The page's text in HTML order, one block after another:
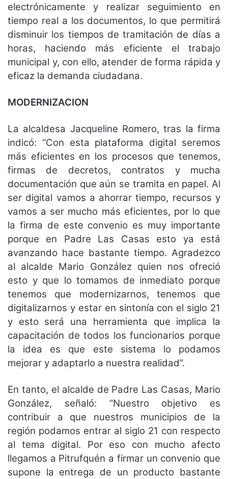
electrónicamente y realizar seguimiento en
tiempo real a los documentos, lo que permitirá
disminuir los tiempos de tramitación de días a
horas, haciendo más eficiente el trabajo
municipal y, con ello, atender de forma rápida y
eficaz la demanda ciudadana.
MODERNIZACION
La alcaldesa Jacqueline Romero, tras la firma
indicó: “Con esta plataforma digital seremos
más eficientes en los procesos que tenemos,
firmas de decretos, contratos y mucha
documentación que aún se tramita en papel. Al
ser digital vamos a ahorrar tiempo, recursos y
vamos a ser mucho más eficientes, por lo que
la firma de este convenio es muy importante
porque en Padre Las Casas esto ya está
avanzando hace bastante tiempo. Agradezco
al alcalde Mario González quien nos ofreció
esto y que lo tomamos de inmediato porque
tenemos que modernizarnos, tenemos que
digitalizarnos y estar en sintonía con el siglo 21
y esto será una herramienta que implica la
capacitación de todos los funcionarios porque
la idea es que este sistema lo podamos
mejorar y adaptarlo a nuestra realidad”.
En tanto, el alcalde de Padre Las Casas, Mario
González, señaló: “Nuestro objetivo es
contribuir a que nuestros municipios de la
región podamos entrar al siglo 21 con respecto
al tema digital. Por eso con mucho afecto
llegamos a Pitrufquén a firmar un convenio que
supone la entrega de un producto bastante